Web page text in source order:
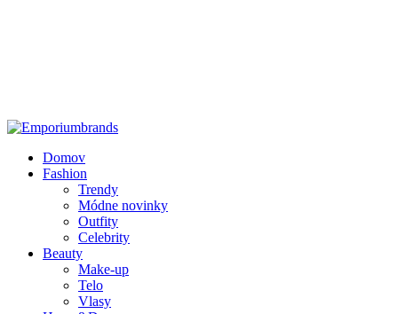
Domov
Fashion
Trendy
Módne novinky
Outfity
Celebrity
Beauty
Make-up
Telo
Vlasy